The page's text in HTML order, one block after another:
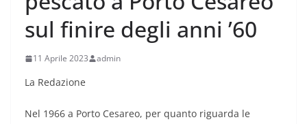
sul finire degli anni ’60
11 Aprile 2023 admin
La Redazione
Nel 1966 a Porto Cesareo, per quanto riguarda le